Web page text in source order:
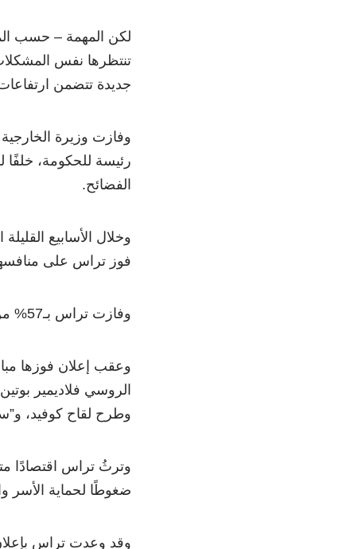
لكن المهمة – حسب
تنتظرها نفس
جديدة تتضمن
وفازت وزيرة
رئيسة للحكومة،
الفضائح.
وخلال الأسابيع
فوز تراس على
وفازت تراس بـ57% من أصوات أعضاء الحزب، متفوقة على سوناك بنسبة 14%.
وعقب إعلان فوزها
الروسي فلاديمير
وطرح لقاح كوفيد،
ضغوطًا لحماية الأسر
وقد وعدت تراس